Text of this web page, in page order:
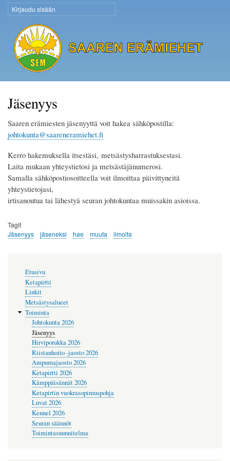
Hyppää
pääsisältöön
Käyttäjävalikko
Kirjaudu sisään
Saaren Erämiehet
Jäsenyys
Saaren erämiesten jäsenyyttä voit hakea sähköpostilla:
johtokunta@saareneramiehet.fi
Kerro hakemuksella itsestäsi, metsästysharrastuksestasi.
Laita mukaan yhteystietosi ja metsästäjänumerosi.
Samalla sähköpostiosoitteella voit ilmoittaa päivittyneitä
yhteystietojasi,
irtisanoutua tai lähestyä seuran johtokuntaa muissakin asioissa.
Tagit
Jäsenyys
jäseneksi hae muuta ilmoita
Etusivu
Ketapirtti
Linkit
Metsästysalueet
Toiminta
Johtokunta 2026
Jäsenyys
Hirviporukka 2026
Riistanhoito -jaosto 2026
Ampumajaosto 2026
Ketapirtti 2026
Kämppäisännät 2026
Ketapirtin vuokrasopimuspohja
Luvat 2026
Kennel 2026
Seuran säännöt
Toimintasuunnitelma